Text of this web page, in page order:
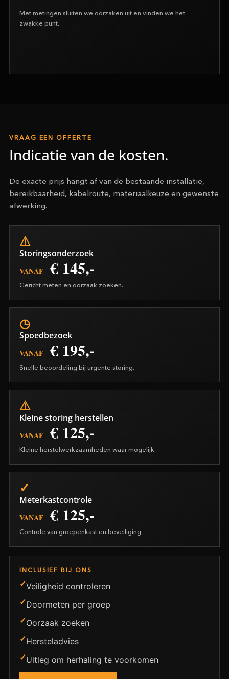
Met metingen sluiten we oorzaken uit en vinden we het
zwakke punt.
VRAAG EEN OFFERTE
Indicatie van de kosten.
De exacte prijs hangt af van de bestaande installatie,
bereikbaarheid, kabelroute, materiaalkeuze en gewenste
afwerking.
Storingsonderzoek
VANAF € 145,-
Gericht meten en oorzaak zoeken.
Spoedbezoek
VANAF € 195,-
Snelle beoordeling bij urgente storing.
Kleine storing herstellen
VANAF € 125,-
Kleine herstelwerkzaamheden waar mogelijk.
Meterkastcontrole
VANAF € 125,-
Controle van groepenkast en beveiliging.
INCLUSIEF BIJ ONS
Veiligheid controleren
Doormeten per groep
Oorzaak zoeken
Hersteladvies
Uitleg om herhaling te voorkomen